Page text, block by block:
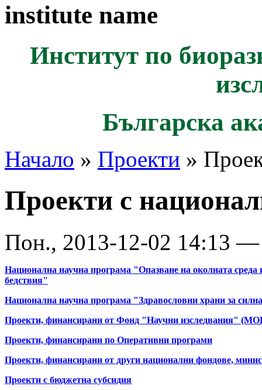
institute name
Институт по
Българска
Начало » Проекти »
Проекти с
Пон., 2013-12-02 14:13
Национална научна програма "Опазване на околната
бедствия"
Национална научна програма "Здравословни храни за
Проекти, финансирани от Фонд "Научни изследвания"
Проекти, финансирани по Оперативни програми
Проекти, финансирани от други национални фондове,
Проекти с бюджетна субсидия